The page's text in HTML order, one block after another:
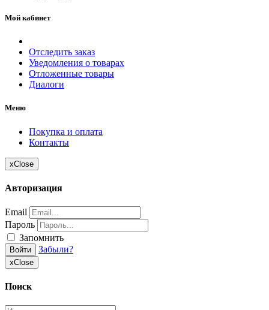
Мой кабинет
Отследить заказ
Уведомления о товарах
Отложенные товары
Диалоги
Меню
Покупка и оплата
Контакты
xClose
Авторизация
Email
Пароль
Запомнить
Войти Забыли?
xClose
Поиск